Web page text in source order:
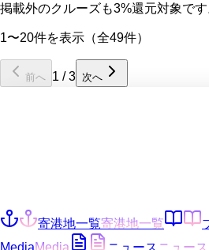
掲載外のクルーズも3%還元対象です
1〜20件を表示（全49件）
前へ 1 /3 次へ
寄港地一覧寄港地一覧
MediaMedia ニュース ニュース